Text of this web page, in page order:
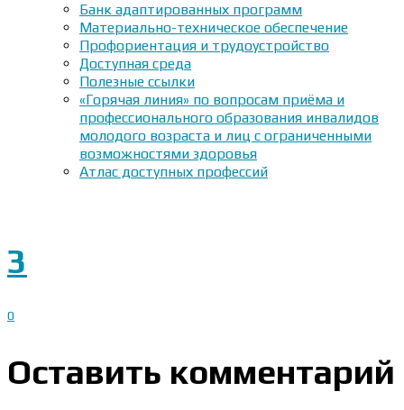
Банк адаптированных программ
Материально-техническое обеспечение
Профориентация и трудоустройство
Доступная среда
Полезные ссылки
«Горячая линия» по вопросам приёма и
профессионального образования инвалидов
молодого возраста и лиц с ограниченными
возможностями здоровья
Атлас доступных профессий
3
0
Оставить комментарий